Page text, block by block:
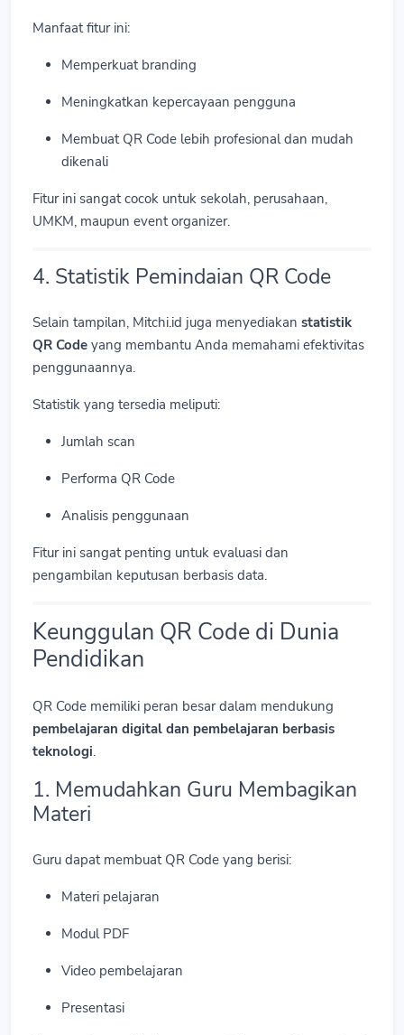
Manfaat fitur ini:
Memperkuat branding
Meningkatkan kepercayaan pengguna
Membuat QR Code lebih profesional dan mudah
dikenali
Fitur ini sangat cocok untuk sekolah, perusahaan,
UMKM, maupun event organizer.
4. Statistik Pemindaian QR Code
Selain tampilan, Mitchi.id juga menyediakan statistik
QR Code yang membantu Anda memahami efektivitas
penggunaannya.
Statistik yang tersedia meliputi:
Jumlah scan
Performa QR Code
Analisis penggunaan
Fitur ini sangat penting untuk evaluasi dan
pengambilan keputusan berbasis data.
Keunggulan QR Code di Dunia
Pendidikan
QR Code memiliki peran besar dalam mendukung
pembelajaran digital dan pembelajaran berbasis
teknologi.
1. Memudahkan Guru Membagikan
Materi
Guru dapat membuat QR Code yang berisi:
Materi pelajaran
Modul PDF
Video pembelajaran
Presentasi